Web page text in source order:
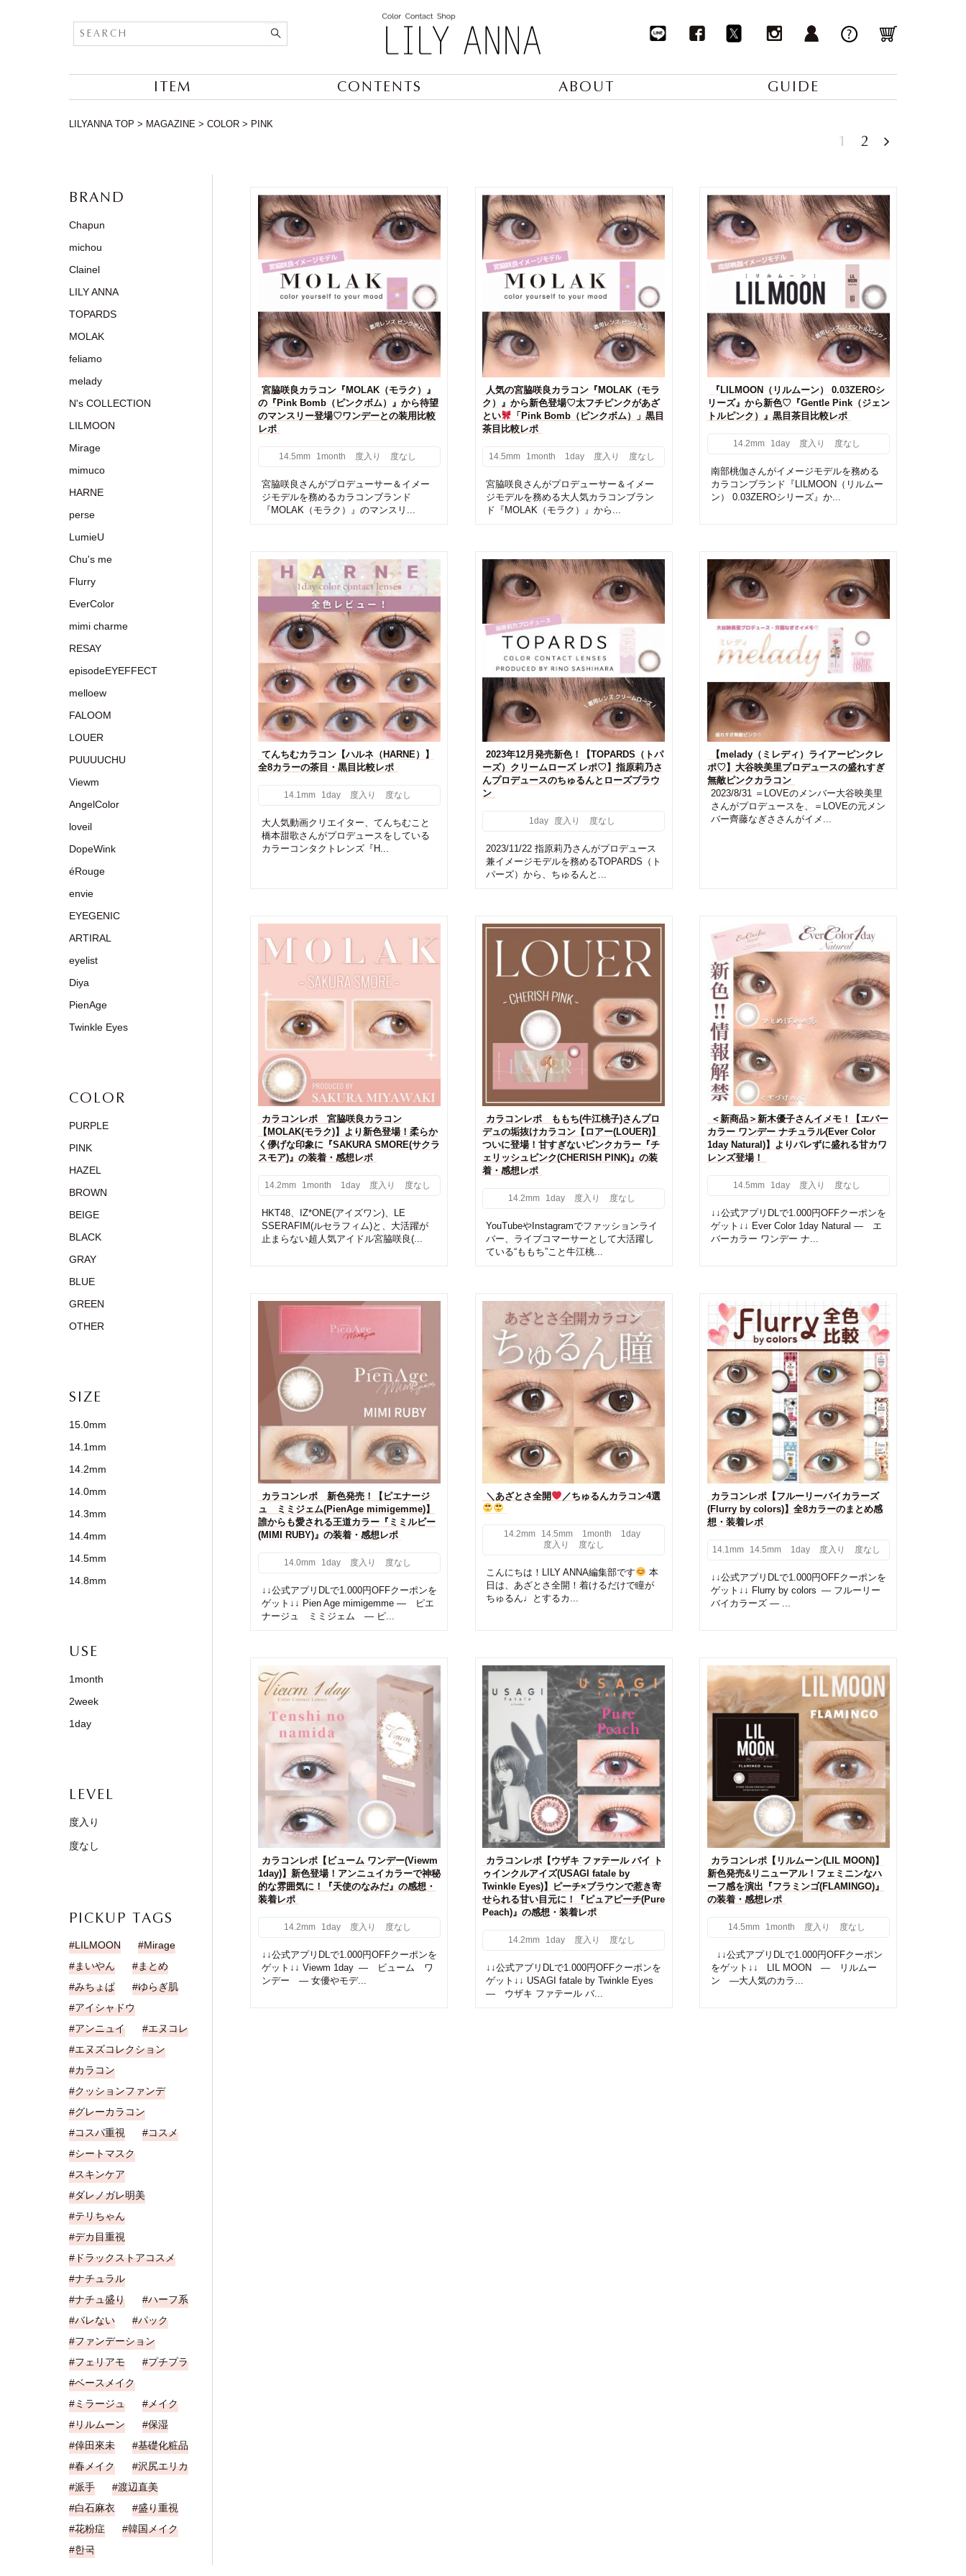
ITEM CONTENTS ABOUT GUIDE
LILYANNA TOP > MAGAZINE > COLOR > PINK
1 2 
宮脇咲良カラコン『MOLAK（モラク）』
の『Pink Bomb（ピンクボム）』から待望
のマンスリー登場♡ワンデーとの装用比較
レポ
14.5mm 1month 度入り 度なし
宮脇咲良さんがプロデューサー＆イメー
ジモデルを務めるカラコンブランド
『MOLAK（モラク）』のマンスリ...
人気の宮脇咲良カラコン『MOLAK（モラ
ク）』から新色登場♡太フチピンクがあざ
とい
「Pink Bomb（ピンクボム）」黒目
茶目比較レポ
14.5mm 1month 1day 度入り 度なし
宮脇咲良さんがプロデューサー＆イメー
ジモデルを務める大人気カラコンブラン
ド『MOLAK（モラク）』から...
『LILMOON（リルムーン） 0.03ZEROシ
リーズ』から新色♡『Gentle Pink（ジェン
トルピンク）』黒目茶目比較レポ
14.2mm 1day 度入り 度なし
南部桃伽さんがイメージモデルを務める
カラコンブランド『LILMOON（リルムー
ン） 0.03ZEROシリーズ』か...
てんちむカラコン【ハルネ（HARNE）】
全8カラーの茶目・黒目比較レポ
14.1mm 1day 度入り 度なし
大人気動画クリエイター、てんちむこと
橋本甜歌さんがプロデュースをしている
カラーコンタクトレンズ『H...
2023年12月発売新色！【TOPARDS（トパ
ーズ）クリームローズ レポ♡】指原莉乃さ
んプロデュースのちゅるんとローズブラウ
ン
1day 度入り 度なし
2023/11/22 指原莉乃さんがプロデュース
兼イメージモデルを務めるTOPARDS（ト
パーズ）から、ちゅるんと...
【melady（ミレディ）ライアーピンクレ
ポ♡】大谷映美里プロデュースの盛れすぎ
無敵ピンクカラコン
2023/8/31 ＝LOVEのメンバー大谷映美里
さんがプロデュースを、＝LOVEの元メン
バー齊藤なぎささんがイメ...
カラコンレポ 宮脇咲良カラコン
【MOLAK(モラク)】より新色登場！柔らか
く儚げな印象に『SAKURA SMORE(サクラ
スモア)』の装着・感想レポ
14.2mm 1month 1day 度入り 度なし
HKT48、IZ*ONE(アイズワン)、LE
SSERAFIM(ルセラフィム)と、大活躍が
止まらない超人気アイドル宮脇咲良(...
カラコンレポ ももち(牛江桃子)さんプロ
デュの垢抜けカラコン【ロアー(LOUER)】
ついに登場！甘すぎないピンクカラー『チ
ェリッシュピンク(CHERISH PINK)』の装
着・感想レポ
14.2mm 1day 度入り 度なし
YouTubeやInstagramでファッションライ
バー、ライブコマーサーとして大活躍し
ている“ももち”こと牛江桃...
＜新商品＞新木優子さんイメモ！【エバー
カラー ワンデー ナチュラル(Ever Color
1day Natural)】よりバレずに盛れる甘カワ
レンズ登場！
14.5mm 1day 度入り 度なし
↓↓公式アプリDLで1.000円OFFクーポンを
ゲット↓↓ Ever Color 1day Natural ― エ
バーカラー ワンデー ナ...
カラコンレポ 新色発売！【ピエナージ
ュ ミミジェム(PienAge mimigemme)】
誰からも愛される王道カラー『ミミルビー
(MIMI RUBY)』の装着・感想レポ
14.0mm 1day 度入り 度なし
↓↓公式アプリDLで1.000円OFFクーポンを
ゲット↓↓ Pien Age mimigemme ― ピエ
ナージュ ミミジェム ― ピ...
＼あざとさ全開 ／ちゅるんカラコン4選
14.2mm 14.5mm 1month
1day
度入り
度なし
こんにちは！LILY ANNA編集部です
本
日は、あざとさ全開！着けるだけで瞳が
ちゅるん♩とするカ...
カラコンレポ【フルーリーバイカラーズ
(Flurry by colors)】全8カラーのまとめ感
想・装着レポ
14.1mm 14.5mm 1day 度入り 度なし
↓↓公式アプリDLで1.000円OFFクーポンを
ゲット↓↓ Flurry by colors ― フルーリー
バイカラーズ ― ...
カラコンレポ【ビューム ワンデー(Viewm
1day)】新色登場！アンニュイカラーで神秘
的な雰囲気に！『天使のなみだ』の感想・
装着レポ
14.2mm 1day 度入り 度なし
↓↓公式アプリDLで1.000円OFFクーポンを
ゲット↓↓ Viewm 1day ― ビューム ワ
ンデー ― 女優やモデ...
カラコンレポ【ウザキ ファテール バイ ト
ゥインクルアイズ(USAGI fatale by
Twinkle Eyes)】ピーチ×ブラウンで惹き寄
せられる甘い目元に！『ピュアピーチ(Pure
Peach)』の感想・装着レポ
14.2mm 1day 度入り 度なし
↓↓公式アプリDLで1.000円OFFクーポンを
ゲット↓↓ USAGI fatale by Twinkle Eyes
― ウザキ ファテール バ...
カラコンレポ【リルムーン(LIL MOON)】
新色発売&リニューアル！フェミニンなハ
ーフ感を演出『フラミンゴ(FLAMINGO)』
の装着・感想レポ
14.5mm 1month 度入り 度なし
↓↓公式アプリDLで1.000円OFFクーポン
をゲット↓↓ LIL MOON ― リルムー
ン ―大人気のカラ...
BRAND
Chapun
michou
Clainel
LILY ANNA
TOPARDS
MOLAK
feliamo
melady
N's COLLECTION
LILMOON
Mirage
mimuco
HARNE
perse
LumieU
Chu's me
Flurry
EverColor
mimi charme
RESAY
episodeEYEFFECT
melloew
FALOOM
LOUER
PUUUUCHU
Viewm
AngelColor
loveil
DopeWink
éRouge
envie
EYEGENIC
ARTIRAL
eyelist
Diya
PienAge
Twinkle Eyes
COLOR
PURPLE
PINK
HAZEL
BROWN
BEIGE
BLACK
GRAY
BLUE
GREEN
OTHER
SIZE
15.0mm
14.1mm
14.2mm
14.0mm
14.3mm
14.4mm
14.5mm
14.8mm
USE
1month
2week
1day
LEVEL
度入り
度なし
PICKUP TAGS
LILMOON
Mirage
まいやん
まとめ
みちょぱ
ゆらぎ肌
アイシャドウ
アンニュイ
エヌコレ
エヌズコレクション
カラコン
クッションファンデ
グレーカラコン
コスパ重視
コスメ
シートマスク
スキンケア
ダレノガレ明美
テリちゃん
デカ目重視
ドラックストアコスメ
ナチュラル
ナチュ盛り
ハーフ系
バレない
パック
ファンデーション
フェリアモ
プチプラ
ベースメイク
ミラージュ
メイク
リルムーン
保湿
倖田來未
基礎化粧品
春メイク
沢尻エリカ
派手
渡辺直美
白石麻衣
盛り重視
花粉症
韓国メイク
한국